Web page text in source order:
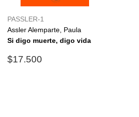
PASSLER-1
Assler Alemparte, Paula
Si digo muerte, digo vida
Precio
$17.500